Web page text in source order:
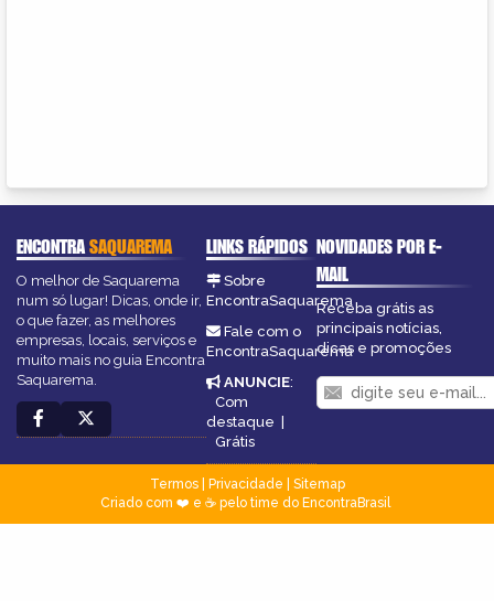
ENCONTRASAQUAREMA
O melhor de Saquarema
num só lugar! Dicas, onde ir,
o que fazer, as melhores
empresas, locais, serviços e
muito mais no guia Encontra
Saquarema.
LINKS RÁPIDOS
Sobre
EncontraSaquarema
Fale com o
EncontraSaquarema
ANUNCIE:
Com
destaque |
Grátis
NOVIDADES POR E-
MAIL
Receba grátis as
principais notícias,
dicas e promoções
Termos| Privacidade
Sitemap
Criado com ❤️ e ☕ pelo time do EncontraBrasil